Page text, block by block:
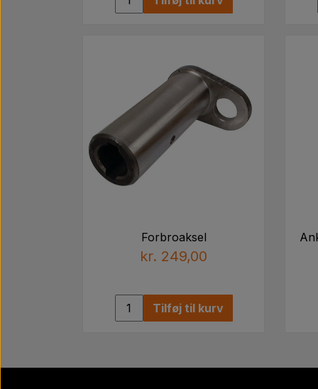
Forbroaksel
kr. 249,00
Tilføj til kurv